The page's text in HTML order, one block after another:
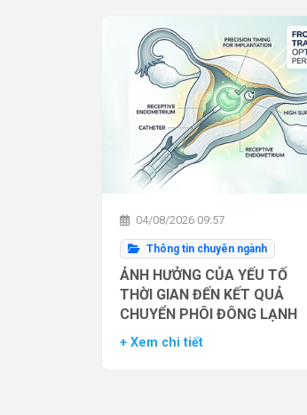
04/08/2026 09:57
Thông tin chuyên ngành
ẢNH HƯỞNG CỦA YẾU TỐ
THỜI GIAN ĐẾN KẾT QUẢ
CHUYỂN PHÔI ĐÔNG LẠNH
+ Xem chi tiết